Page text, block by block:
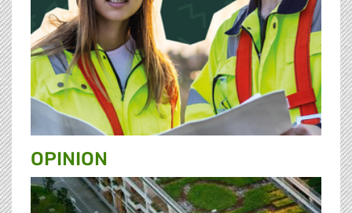
OPINION